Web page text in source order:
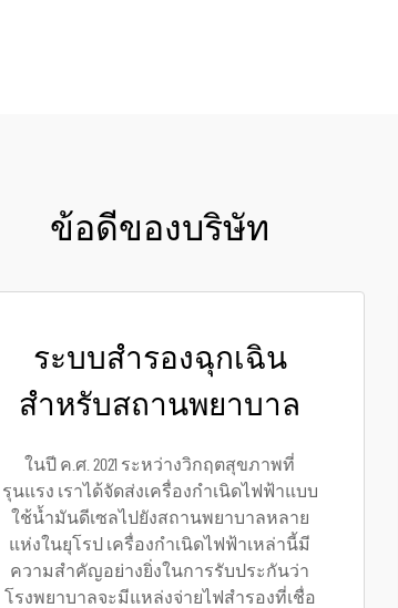
ข้อดีของบริษัท
ระบบสำรองฉุกเฉิน
สำหรับสถานพยาบาล
ในปี ค.ศ. 2021 ระหว่างวิกฤตสุขภาพที่
รุนแรง เราได้จัดส่งเครื่องกำเนิดไฟฟ้าแบบ
ใช้น้ำมันดีเซลไปยังสถานพยาบาลหลาย
แห่งในยุโรป เครื่องกำเนิดไฟฟ้าเหล่านี้มี
ความสำคัญอย่างยิ่งในการรับประกันว่า
โรงพยาบาลจะมีแหล่งจ่ายไฟสำรองที่เชื่อ